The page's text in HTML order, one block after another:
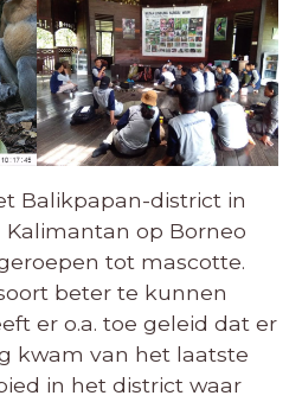
Balikpapan-district in
op Borneo
tot mascotte.
beter te kunnen
er o.a. toe geleid dat er
kwam van het laatste
in het district waar